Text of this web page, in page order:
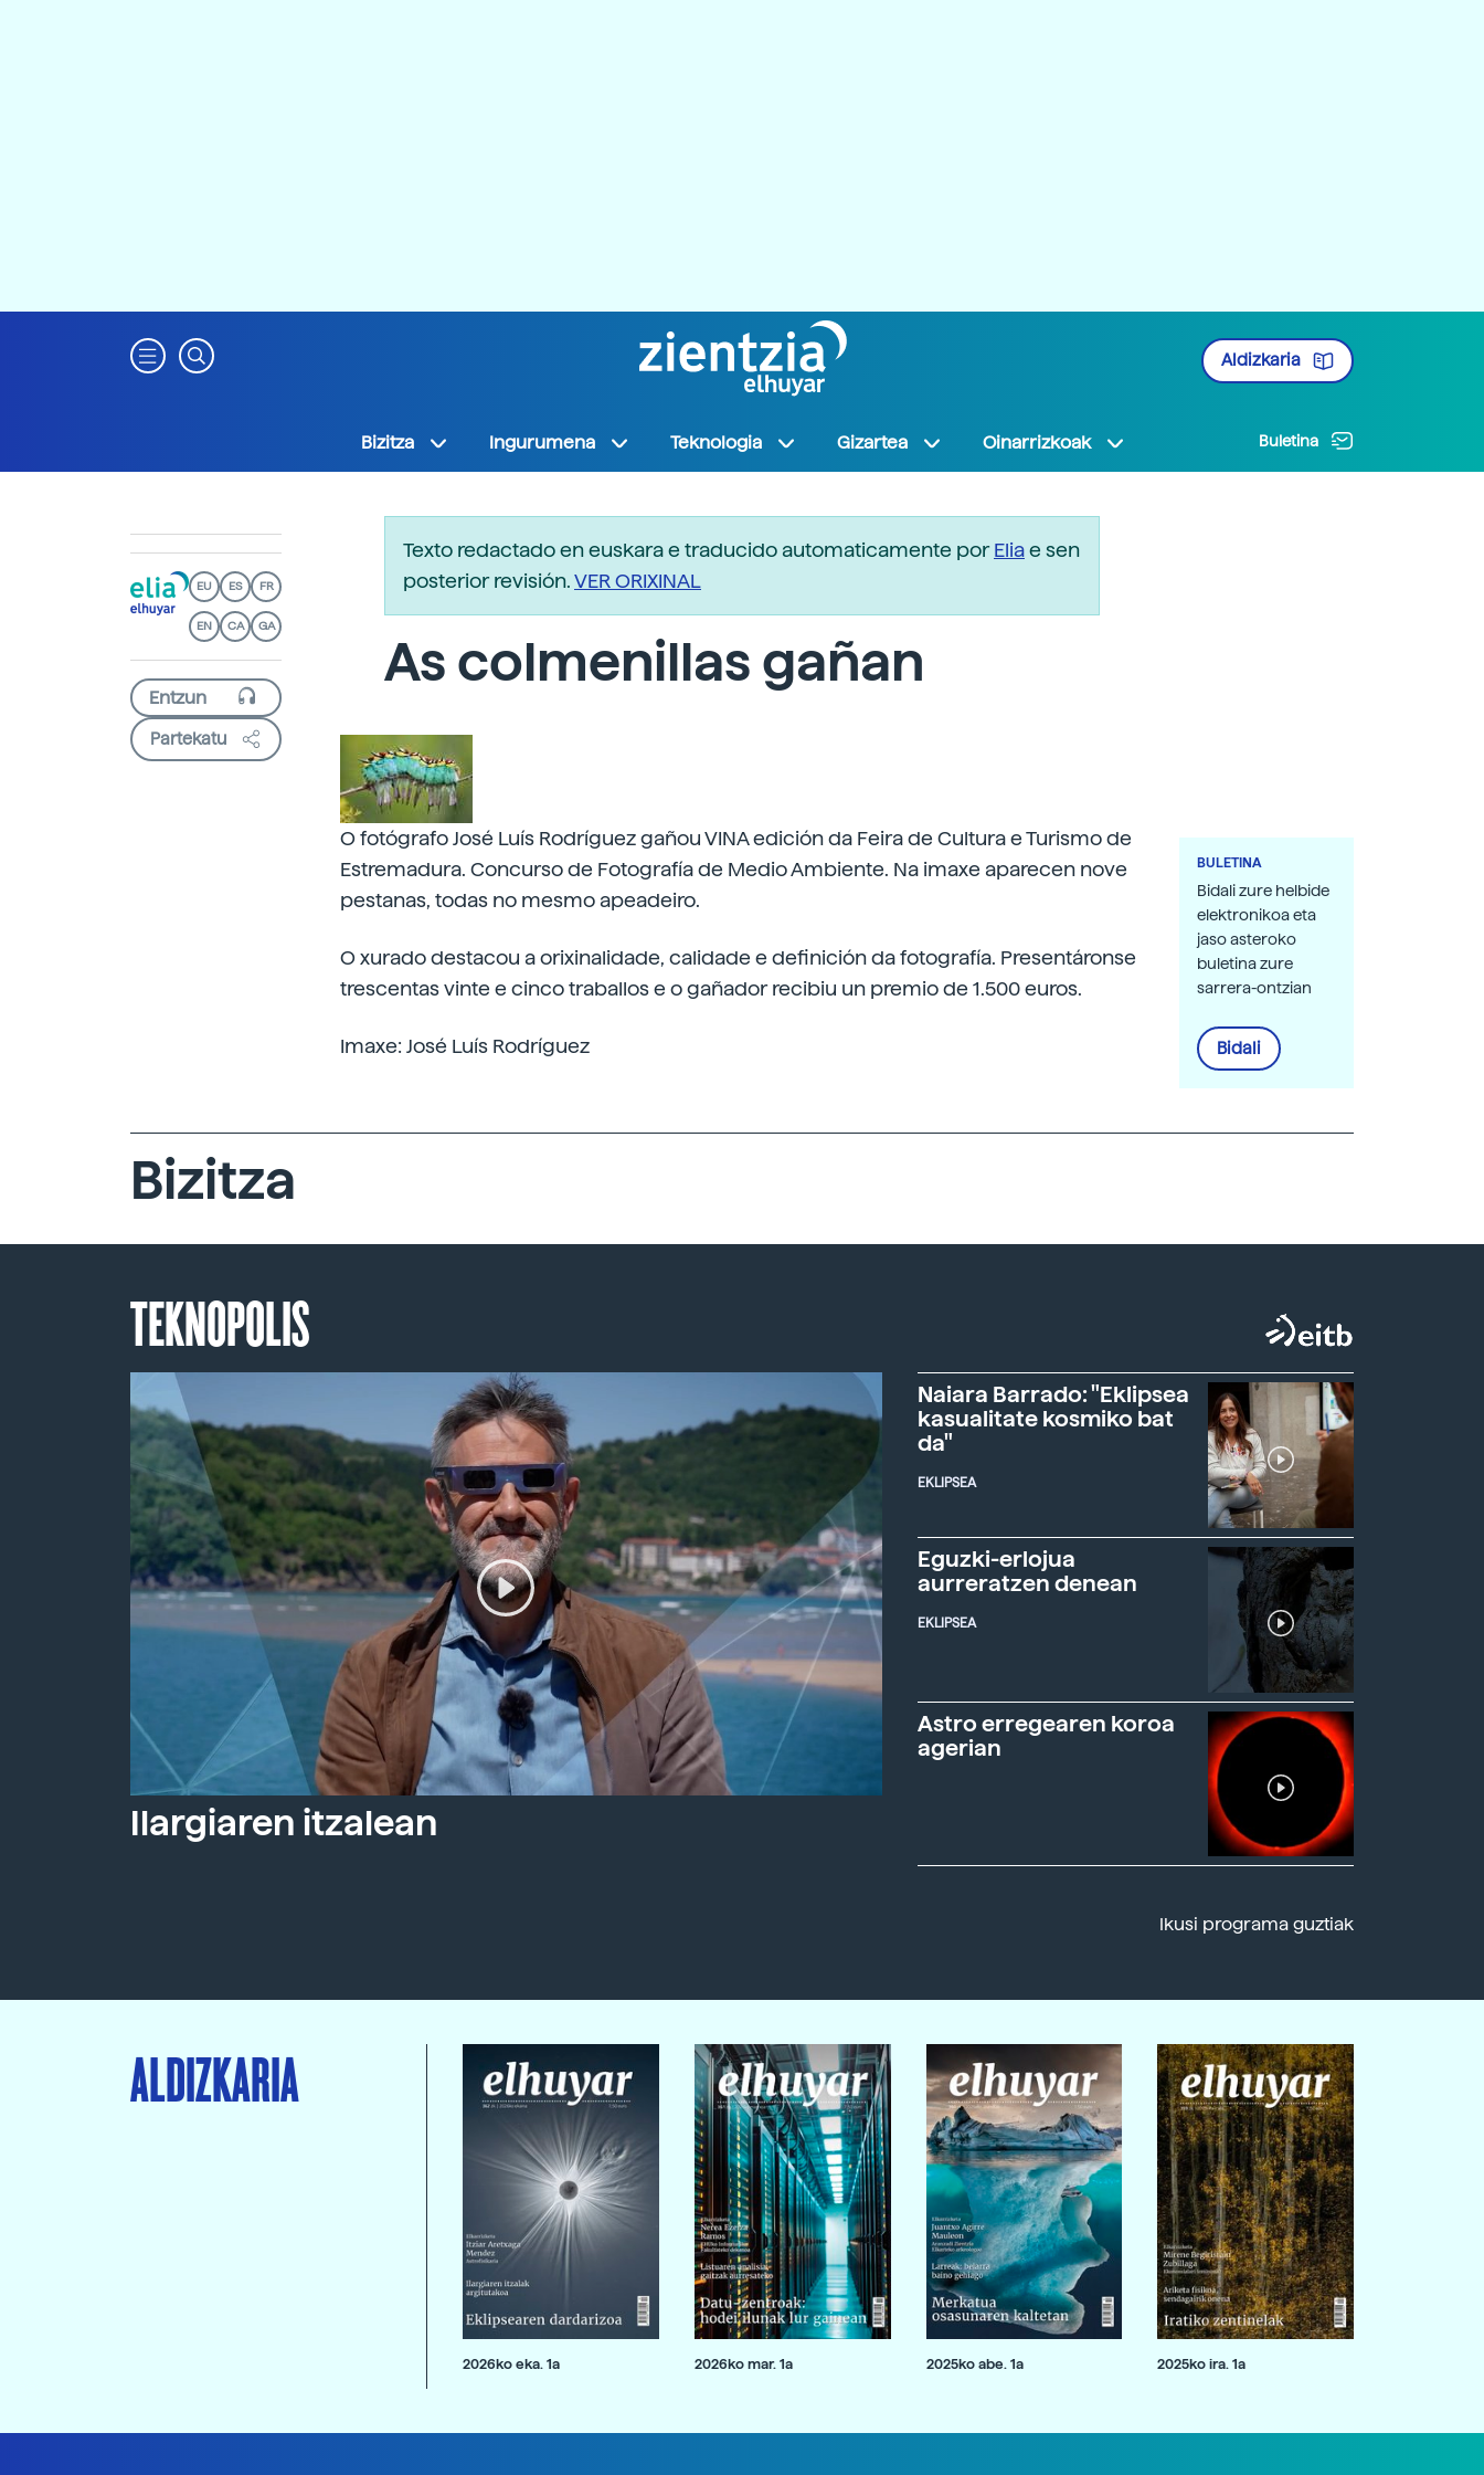
Aldizkaria
Bizitza Ingurumena Teknologia Gizartea Oinarrizkoak Buletina
EU ES FR
EN CA GA
Partekatu
Texto redactado en euskara e traducido automaticamente porEliae sen
posterior revisión.VER ORIXINAL
As colmenillas gañan
O fotógrafo José Luís Rodríguez gañou VINA edición da Feira de Cultura e Turismo de
Estremadura. Concurso de Fotografía de Medio Ambiente. Na imaxe aparecen nove
pestanas, todas no mesmo apeadeiro.
O xurado destacou a orixinalidade, calidade e definición da fotografía. Presentáronse
trescentas vinte e cinco traballos e o gañador recibiu un premio de 1.500 euros.
Imaxe: José Luís Rodríguez
BULETINA
Bidali zure helbide
elektronikoa eta
jaso asteroko
buletina zure
sarrera-ontzian
Bidali
Bizitza
TEKNOPOLIS
Ilargiaren itzalean
Naiara Barrado: "Eklipsea
kasualitate kosmiko bat
da"
EKLIPSEA
Eguzki-erlojua
aurreratzen denean
EKLIPSEA
Astro erregearen koroa
agerian
Ikusi programa guztiak
ALDIZKARIA
2026ko eka. 1a 2026ko mar. 1a 2025ko abe. 1a 2025ko ira. 1a